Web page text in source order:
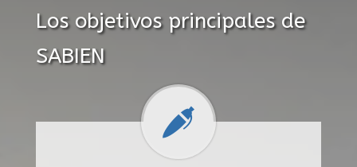
Los objetivos principales de
SABIEN